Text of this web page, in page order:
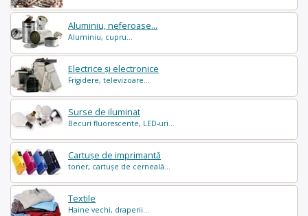
Aluminiu, neferoase...
Aluminiu, cupru...
Electrice și electronice
Frigidere, televizoare...
Surse de iluminat
Becuri fluorescente, LED-uri...
Cartușe de imprimantă
toner, cartușe de cerneală...
Textile
Haine vechi, draperii...